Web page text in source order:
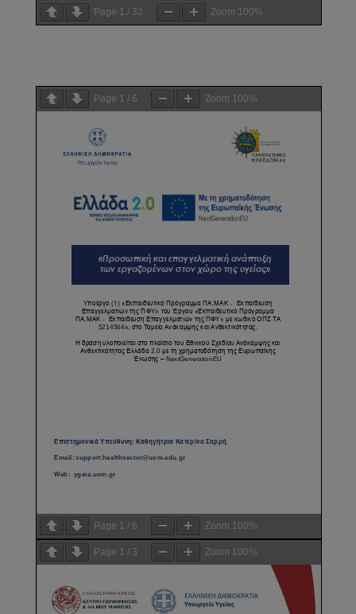
Page 1 / 32 Zoom 100%
Page 1 / 6 Zoom 100%
Page 1 / 6 Zoom 100%
Page 1 / 3 Zoom 100%